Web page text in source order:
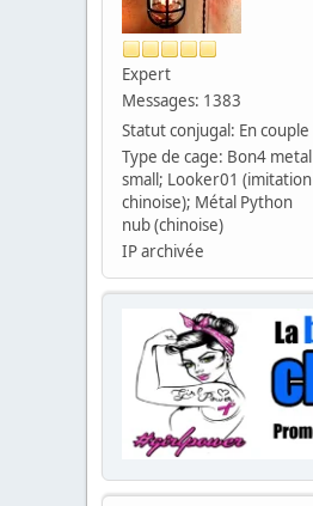
Expert
Messages: 1383
Statut conjugal: En couple
Type de cage: Bon4 metal
small; Looker01 (imitation
chinoise); Métal Python
nub (chinoise)
IP archivée